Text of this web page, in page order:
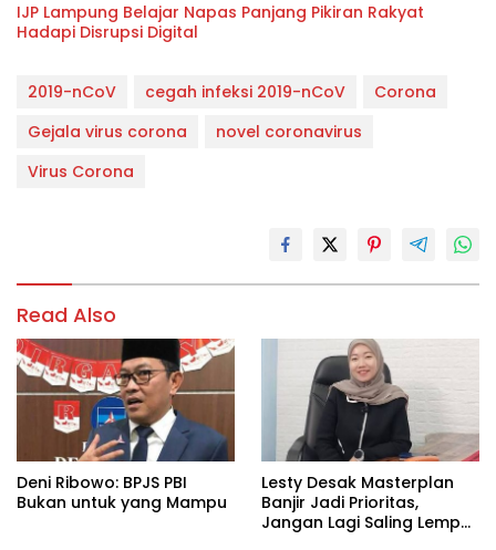
IJP Lampung Belajar Napas Panjang Pikiran Rakyat
Hadapi Disrupsi Digital
2019-nCoV cegah infeksi 2019-nCoV
Corona
Gejala virus corona
novel coronavirus
Virus Corona
Read Also
Deni Ribowo: BPJS PBI
Bukan untuk yang Mampu
Lesty Desak Masterplan
Banjir Jadi Prioritas,
Jangan Lagi Saling Lempar